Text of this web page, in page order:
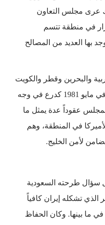
عرى مجلس التعاون
في منطقة تتسم
بها العديد من المصالح
والبحرين وقطر والكويت
وعمان مجلس التعاون الخليجي في مايو 1981 كدرع في وجه
عقوداً عدة يمثل ما
في المنطقة، وهم
لأمن الخليج.
سؤال طرحته السعودية
الذي تشكله إيران كافياً
ما بينها. وكان الحفاظ